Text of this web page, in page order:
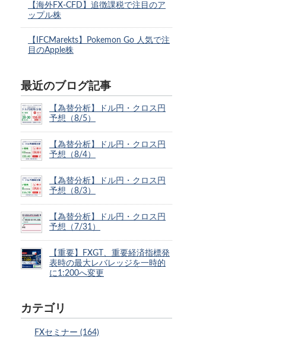
【海外FX-CFD】追徴課税で注目のア
ップル株
【IFCMarekts】Pokemon Go 人気で注
目のApple株
最近のブログ記事
【為替分析】ドル円・クロス円
予想（8/5）
【為替分析】ドル円・クロス円
予想（8/4）
【為替分析】ドル円・クロス円
予想（8/3）
【為替分析】ドル円・クロス円
予想（7/31）
【重要】FXGT、重要経済指標発
表時の最大レバレッジを一時的
に1:200へ変更
カテゴリ
FXセミナー (164)